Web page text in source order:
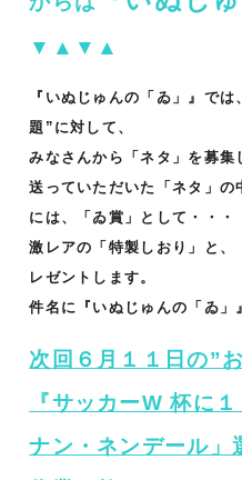
▼▲▼▲
『いぬじゅんの「ゐ」』で
題”に対して、
みなさんから「ネタ」を募集
送っていただいた「ネタ」の
には、「ゐ賞」として・・・
激レアの「特製しおり」と
レゼントします。
件名に『いぬじゅんの「ゐ」
次回６月１１日の”お
『サッカーW 杯に
ナン・ネンデール」